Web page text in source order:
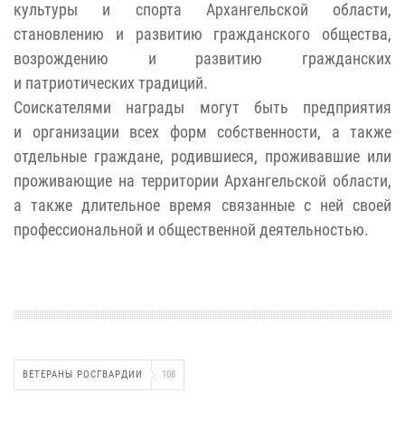
культуры и спорта Архангельской области,
становлению и развитию гражданского общества,
возрождению и развитию гражданских
и патриотических традиций.
Соискателями награды могут быть предприятия
и организации всех форм собственности, а также
отдельные граждане, родившиеся, проживавшие или
проживающие на территории Архангельской области,
а также длительное время связанные с ней своей
профессиональной и общественной деятельностью.
ВЕТЕРАНЫ РОСГВАРДИИ 108